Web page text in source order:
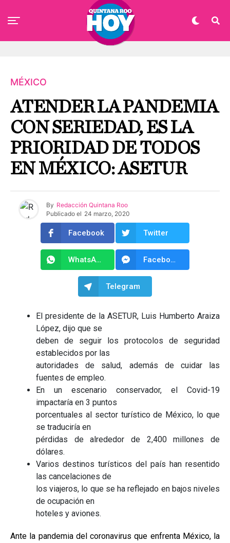
MÉXICO
ATENDER LA PANDEMIA
CON SERIEDAD, ES LA
PRIORIDAD DE TODOS
EN MÉXICO: ASETUR
By Redacción Quintana Roo
Publicado el 24 marzo, 2020
Facebook Twitter
WhatsApp Facebook Messenger
Telegram
El presidente de la ASETUR, Luis Humberto Araiza
López, dijo que se
deben de seguir los protocolos de seguridad
establecidos por las
autoridades de salud, además de cuidar las
fuentes de empleo.
En un escenario conservador, el Covid-19
impactaría en 3 puntos
porcentuales al sector turístico de México, lo que
se traduciría en
pérdidas de alrededor de 2,400 millones de
dólares.
Varios destinos turísticos del país han resentido
las cancelaciones de
los viajeros, lo que se ha reflejado en bajos niveles
de ocupación en
hoteles y aviones.
Ante la pandemia del coronavirus que enfrenta México, la